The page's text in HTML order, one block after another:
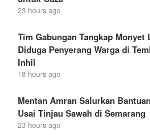
23 hours ago
Tim Gabungan Tangkap Monyet
Diduga Penyerang Warga di
Inhil
18 hours ago
Mentan Amran Salurkan
Usai Tinjau Sawah di Semarang
23 hours ago